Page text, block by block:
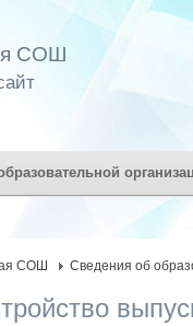
СОШ
СОШ Сведения об